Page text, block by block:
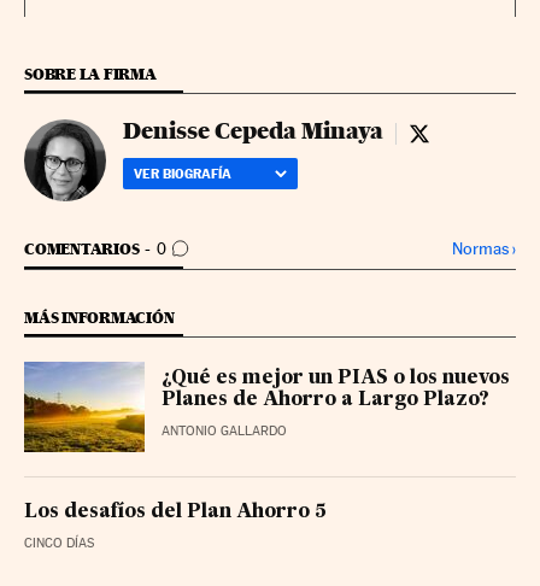
SOBRE LA FIRMA
Denisse Cepeda Minaya Denisse
VER BIOGRAFÍA
COMENTARIOS 0
IR A LOS COMENTARIOS Normas›
MÁS INFORMACIÓN
¿Qué es mejor un PIAS o los nuevos
Planes de Ahorro a Largo Plazo?
ANTONIO GALLARDO
Los desafíos del Plan Ahorro 5
CINCO DÍAS